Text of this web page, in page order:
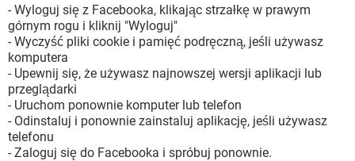
- Wyloguj się z Facebooka, klikając strzałkę w prawym
górnym rogu i kliknij "Wyloguj"
- Wyczyść pliki cookie i pamięć podręczną, jeśli używasz
komputera
- Upewnij się, że używasz najnowszej wersji aplikacji lub
przeglądarki
- Uruchom ponownie komputer lub telefon
- Odinstaluj i ponownie zainstaluj aplikację, jeśli używasz
telefonu
- Zaloguj się do Facebooka i spróbuj ponownie.